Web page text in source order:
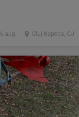
Cluj-Napoca, CJ
6 aug.